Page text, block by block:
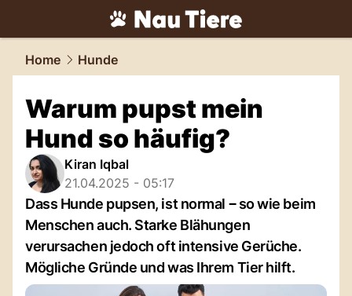
tiere.NAU.ch
Home Hunde
Warum pupst mein
Hund so häufig?
Kiran Iqbal
21.04.2025 - 05:17
Dass Hunde pupsen, ist normal ‒ so wie beim
Menschen auch. Starke Blähungen
verursachen jedoch oft intensive Gerüche.
Mögliche Gründe und was Ihrem Tier hilft.